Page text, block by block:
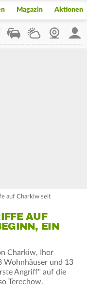
Magazin Aktionen
StaupilotWetterWebcam
auf Charkiw seit
AUF
EIN
Charkiw, Ihor
Wohnhäuser und 13
Angriff" auf die
Terechow.